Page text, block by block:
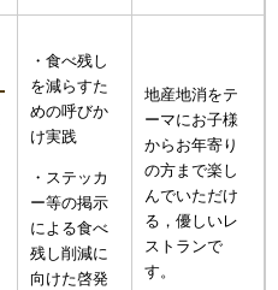
・食べ残し
を減らすた
めの呼びか
け実践
・ステッカ
ー等の掲示
による食べ
残し削減に
向けた啓発
地産地消をテ
ーマにお子様
からお年寄り
の方まで楽し
んでいただけ
る，優しいレ
ストランで
す。